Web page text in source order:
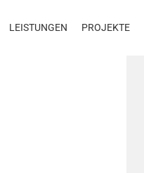
LEISTUNGEN PROJEKTE